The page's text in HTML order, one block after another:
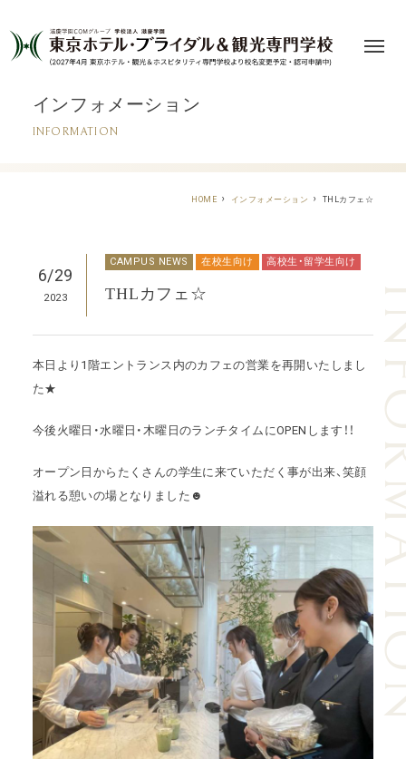
インフォメーション
INFORMATION
HOME インフォメーション THLカフェ☆
6/29
2023
CAMPUS NEWS 在校生向け 高校生・留学生向け
THLカフェ☆
本日より1階エントランス内のカフェの営業を再開いたしまし
た★
今後火曜日・水曜日・木曜日のランチタイムにOPENします！！
オープン日からたくさんの学生に来ていただく事が出来、笑顔
溢れる憩いの場となりました☻